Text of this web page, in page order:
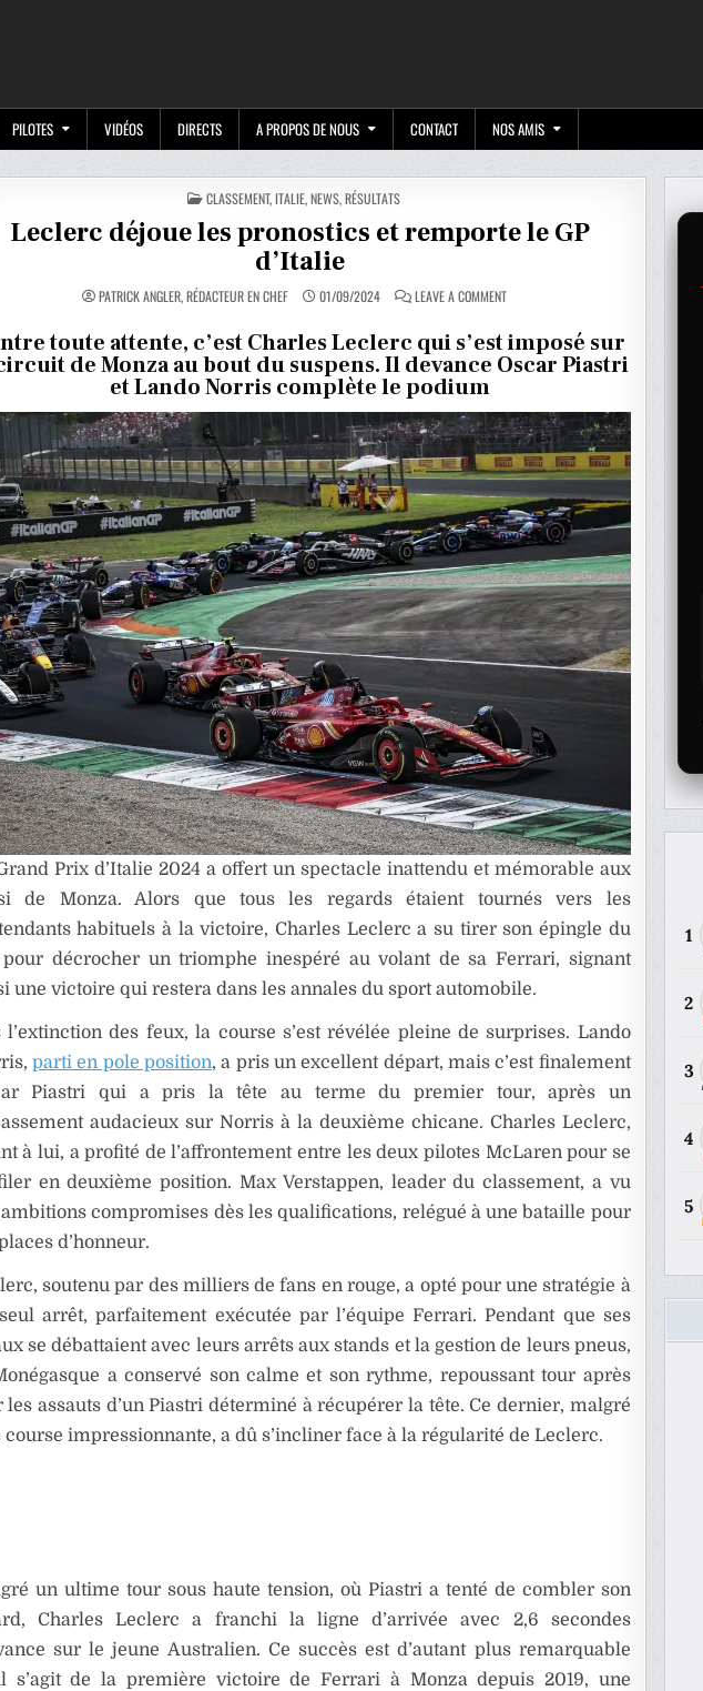
PILOTES VIDÉOS DIRECTS A PROPOS DE NOUS CONTACT NOS AMIS
POSTED
IN
CLASSEMENT,ITALIE,NEWS,RÉSULTATS
Leclerc déjoue les pronostics et remporte le GP
d’Italie
PATRICK ANGLER, RÉDACTEUR EN CHEF 01/09/2024 LEAVE A COMMENTON
LECLERC
LES
PRONOSTICS
ET
REMPORTE
D’ITALIE
toute attente, c’est Charles Leclerc qui s’est imposé sur
de Monza au bout du suspens. Il devance Oscar Piastri
et Lando Norris complète le podium
Prix d’Italie 2024 a offert un spectacle inattendu et mémorable aux
de Monza. Alors que tous les regards étaient tournés vers les
habituels à la victoire, Charles Leclerc a su tirer son épingle du
décrocher un triomphe inespéré au volant de sa Ferrari, signant
une victoire qui restera dans les annales du sport automobile.
l’extinction des feux, la course s’est révélée pleine de surprises. Lando
parti en pole position, a pris un excellent départ, mais c’est finalement
Piastri qui a pris la tête au terme du premier tour, après un
audacieux sur Norris à la deuxième chicane. Charles Leclerc,
à lui, a profité de l’affrontement entre les deux pilotes McLaren pour se
en deuxième position. Max Verstappen, leader du classement, a vu
ambitions compromises dès les qualifications, relégué à une bataille pour
d’honneur.
soutenu par des milliers de fans en rouge, a opté pour une stratégie à
arrêt, parfaitement exécutée par l’équipe Ferrari. Pendant que ses
se débattaient avec leurs arrêts aux stands et la gestion de leurs pneus,
a conservé son calme et son rythme, repoussant tour après
les assauts d’un Piastri déterminé à récupérer la tête. Ce dernier, malgré
course impressionnante, a dû s’incliner face à la régularité de Leclerc.
un ultime tour sous haute tension, où Piastri a tenté de combler son
Charles Leclerc a franchi la ligne d’arrivée avec 2,6 secondes
sur le jeune Australien. Ce succès est d’autant plus remarquable
s’agit de la première victoire de Ferrari à Monza depuis 2019, une
1
2
3
4
5